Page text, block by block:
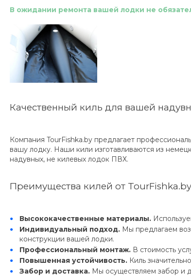
В ожидании ремонта вашей лодки не
Качественный киль для вашей
Компания TourFishka.by предлагает
вашу лодку. Наши кили изготавливаются из
надувных, не килевых лодок ПВХ.
Преимущества килей от
Высококачественные материалы.
Индивидуальный подход. Мы предлагаем
конструкции вашей лодки.
Профессиональный монтаж. В стоимость
Повышенная устойчивость. Киль
Забор и доставка. Мы осуществляем забор и